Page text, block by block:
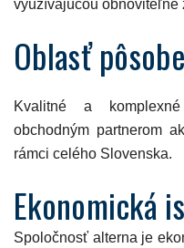
využívajúcou obnoviteľné
Oblasť
Kvalitné a
obchodným partnerom
rámci celého Slovenska.
Ekonomická
Spoločnosť alterna je